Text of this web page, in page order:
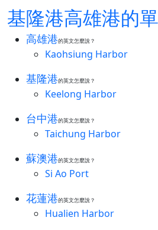
基隆港高雄港的
高雄港的英文怎麼說？
Kaohsiung Harbor
基隆港的英文怎麼說？
Keelong Harbor
台中港的英文怎麼說？
Taichung Harbor
蘇澳港的英文怎麼說？
Si Ao Port
花蓮港的英文怎麼說？
Hualien Harbor